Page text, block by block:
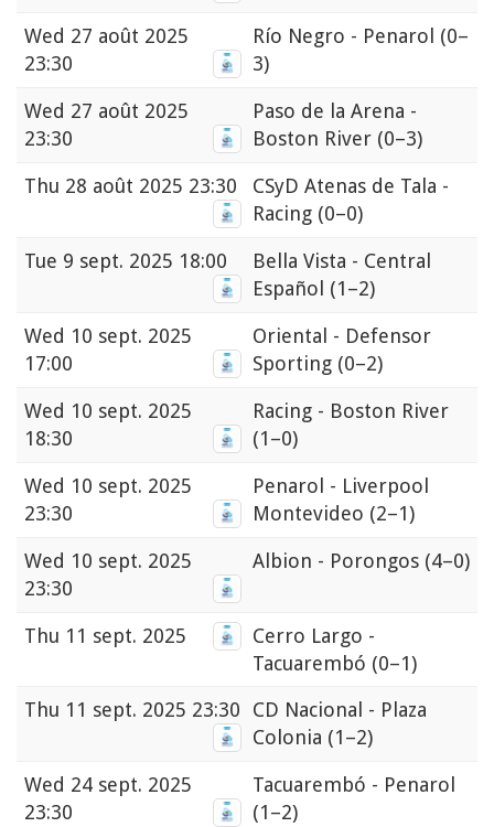
Wed 27 août 2025
23:30
Río Negro - Penarol (0–
3)
Wed 27 août 2025
23:30
Paso de la Arena -
Boston River (0–3)
Thu 28 août 2025 23:30
CSyD Atenas de Tala -
Racing (0–0)
Tue 9 sept. 2025 18:00
Bella Vista - Central
Español (1–2)
Wed 10 sept. 2025
17:00
Oriental - Defensor
Sporting (0–2)
Wed 10 sept. 2025
18:30
Racing - Boston River
(1–0)
Wed 10 sept. 2025
23:30
Penarol - Liverpool
Montevideo (2–1)
Wed 10 sept. 2025
23:30
Albion - Porongos (4–0)
Thu 11 sept. 2025
Cerro Largo -
Tacuarembó (0–1)
Thu 11 sept. 2025 23:30
CD Nacional - Plaza
Colonia (1–2)
Wed 24 sept. 2025
23:30
Tacuarembó - Penarol
(1–2)